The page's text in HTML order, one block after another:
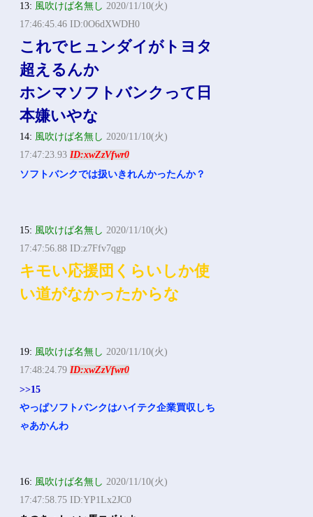
13: 風吹けば名無し 2020/11/10(火)
17:46:45.46 ID:0O6dXWDH0
これでヒュンダイがトヨタ
超えるんか
ホンマソフトバンクって日
本嫌いやな
14: 風吹けば名無し 2020/11/10(火)
17:47:23.93ID:xwZzVfwr0
ソフトバンクでは扱いきれんかったんか？
15: 風吹けば名無し 2020/11/10(火)
17:47:56.88 ID:z7Ffv7qgp
キモい応援団くらいしか使
い道がなかったからな
19: 風吹けば名無し 2020/11/10(火)
17:48:24.79ID:xwZzVfwr0
>>15
やっぱソフトバンクはハイテク企業買収しち
ゃあかんわ
16: 風吹けば名無し 2020/11/10(火)
17:47:58.75 ID:YP1Lx2JC0